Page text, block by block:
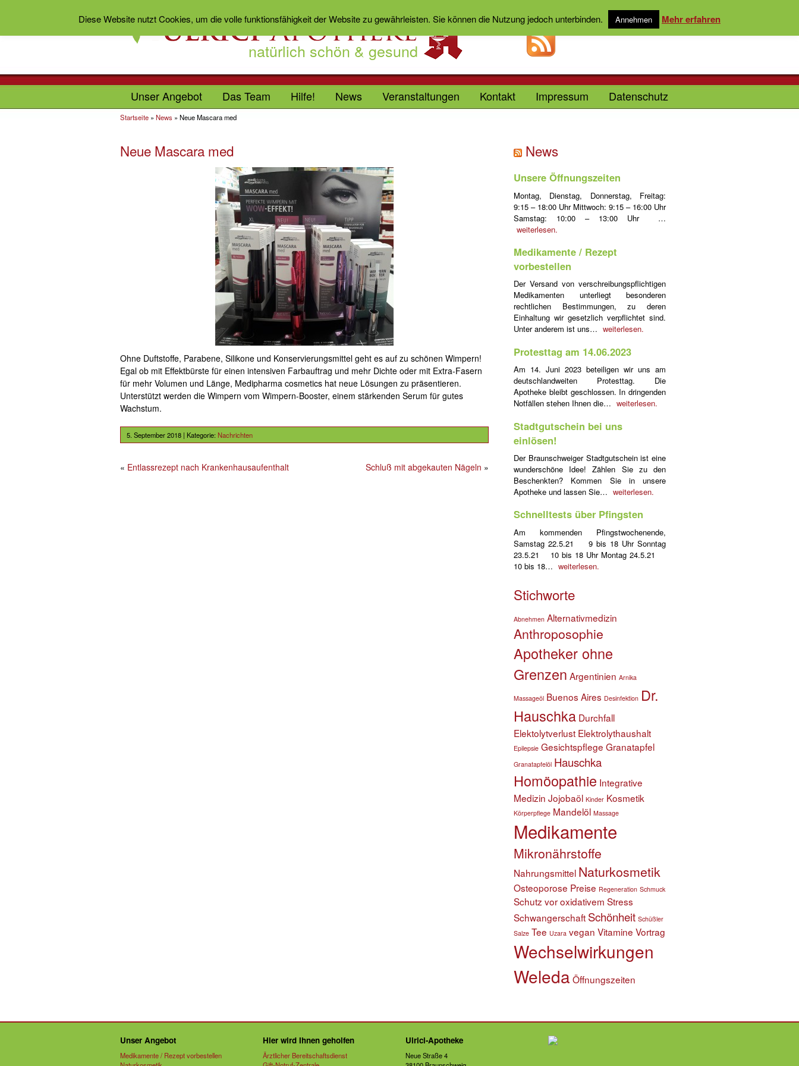
natürlich schön & gesund
Unser Angebot Das Team Hilfe! News Veranstaltungen Kontakt Impressum Datenschutz
Startseite » News » Neue Mascara med
Neue Mascara med
Ohne Duftstoffe, Parabene, Silikone und Konservierungsmittel geht es auf zu schönen Wimpern!
Egal ob mit Effektbürste für einen intensiven Farbauftrag und mehr Dichte oder mit Extra-Fasern
für mehr Volumen und Länge, Medipharma cosmetics hat neue Lösungen zu präsentieren.
Unterstützt werden die Wimpern vom Wimpern-Booster, einem stärkenden Serum für gutes
Wachstum.
5. September 2018 | Kategorie:Nachrichten
« Entlassrezept nach Krankenhausaufenthalt Schluß mit abgekauten Nägeln »
News
Unsere Öffnungszeiten
Montag, Dienstag, Donnerstag, Freitag:
9:15 – 18:00 Uhr Mittwoch: 9:15 – 16:00 Uhr
Samstag: 10:00 – 13:00 Uhr …
weiterlesen.
Medikamente / Rezept
vorbestellen
Der Versand von verschreibungspflichtigen
Medikamenten unterliegt besonderen
rechtlichen Bestimmungen, zu deren
Einhaltung wir gesetzlich verpflichtet sind.
Unter anderem ist uns… weiterlesen.
Protesttag am 14.06.2023
Am 14. Juni 2023 beteiligen wir uns am
deutschlandweiten Protesttag. Die
Apotheke bleibt geschlossen. In dringenden
Notfällen stehen Ihnen die… weiterlesen.
Stadtgutschein bei uns
einlösen!
Der Braunschweiger Stadtgutschein ist eine
wunderschöne Idee! Zählen Sie zu den
Beschenkten? Kommen Sie in unsere
Apotheke und lassen Sie… weiterlesen.
Schnelltests über Pfingsten
Am kommenden Pfingstwochenende,
Samstag 22.5.21 9 bis 18 Uhr Sonntag
23.5.21 10 bis 18 Uhr Montag 24.5.21
10 bis 18… weiterlesen.
Stichworte
Abnehmen Alternativmedizin
Anthroposophie
Apotheker ohne
Grenzen Argentinien Arnika
Massageöl Buenos Aires Desinfektion Dr.
Hauschka Durchfall
Elektolytverlust Elektrolythaushalt
Epilepsie Gesichtspflege Granatapfel
Granatapfelöl Hauschka
Homöopathie Integrative
Medizin Jojobaöl Kinder Kosmetik
Körperpflege Mandelöl Massage
Medikamente
Mikronährstoffe
Nahrungsmittel Naturkosmetik
Osteoporose Preise Regeneration Schmuck
Schutz vor oxidativem Stress
Schwangerschaft Schönheit Schüßler
Salze Tee Uzara vegan Vitamine Vortrag
Wechselwirkungen
Weleda Öffnungszeiten
Unser Angebot
Medikamente / Rezept vorbestellen
Hier wird Ihnen geholfen
Ärztlicher Bereitschaftsdienst
Ulrici-Apotheke
Neue Straße 4
Diese Website nutzt Cookies, um die volle funktionsfähigkeit der Website zu gewährleisten. Sie können die Nutzung jedoch unterbinden. Annehmen Mehr erfahren